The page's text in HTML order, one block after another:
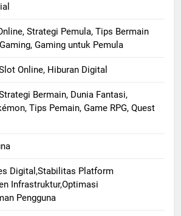
Strategi Pemula, Tips Bermain
Gaming untuk Pemula
Online, Hiburan Digital
Bermain, Dunia Fantasi,
Tips Pemain, Game RPG, Quest
Digital,Stabilitas Platform
Infrastruktur,Optimasi
Pengguna